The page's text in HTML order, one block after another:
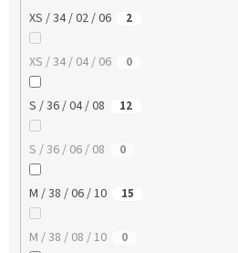
XS / 34 / 02 / 06 2
XS / 34 / 04 / 06 0
S / 36 / 04 / 08 12
S / 36 / 06 / 08 0
M / 38 / 06 / 10 15
M / 38 / 08 / 10 0